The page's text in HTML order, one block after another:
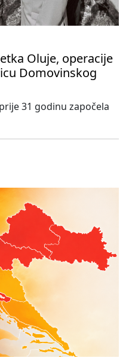
Oluje, operacije
Domovinskog
31 godinu započela